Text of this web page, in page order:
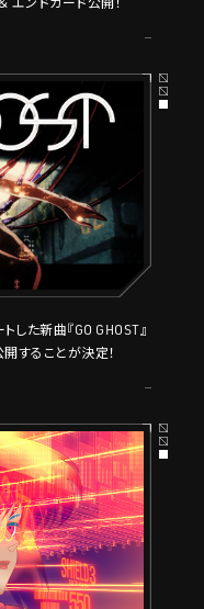
した新曲『GO GHOST』
することが決定！